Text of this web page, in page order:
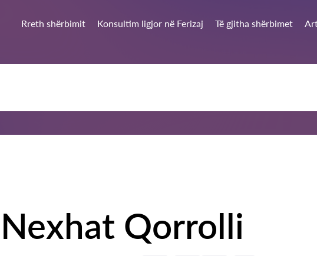
Rreth shërbimit Konsultim ligjor në Ferizaj Të gjitha shërbimet
Nexhat Qorrolli